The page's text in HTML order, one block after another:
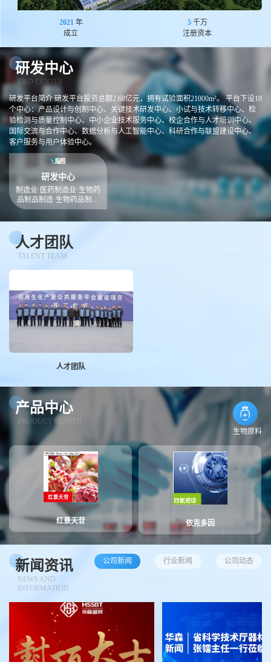
2021年
成立
5千万
注册资本
研发中心
R&D CENTER
研发平台简介 研发平台投资总额2.68亿元，拥有试验面积21000m²。 平台下设10
个中心：产品设计与创制中心、关键技术研发中心、小试与技术转移中心、检
验检测与质量控制中心、中小企业技术服务中心、校企合作与人才培训中心、
国际交流与合作中心、数据分析与人工智能中心、科研合作与联盟建设中心、
客户服务与用户体验中心。
研发中心
制造业·医药制造业·生物药
品制品制造·生物药品制造
主要产品：四氢嘧啶、红景
人才团队
TALENT TEAM
人才团队
产品中心
PRODUCT CENTER
生物原料
红景天苷 依克多因
新闻资讯
NEWS AND
INFORMATION
公司新闻 行业新闻 公司动态